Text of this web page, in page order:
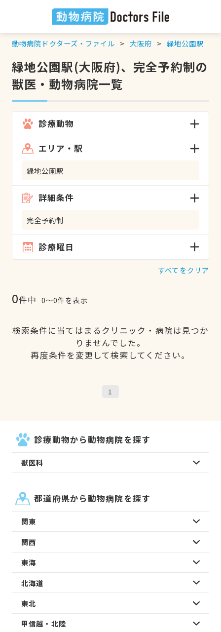
動物病院ドクターズ・ファイル 大阪府 緑地公園駅
緑地公園駅(大阪府)、完全予約制の
獣医・動物病院一覧
診療動物
エリア・駅
緑地公園駅
詳細条件
完全予約制
診療曜日
すべてをクリア
0件中 0〜0件を表示
検索条件に当てはまるクリニック・病院は見つか
りませんでした。
再度条件を変更して検索してください。
1
診療動物から動物病院を探す
獣医科
都道府県から動物病院を探す
関東
関西
東海
北海道
東北
甲信越・北陸